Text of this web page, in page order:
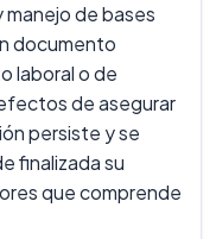
de bases
documento
laboral o de
de asegurar
persiste y se
finalizada su
que comprende